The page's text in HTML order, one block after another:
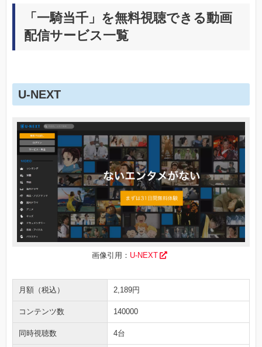
「一騎当千」を無料視聴できる動画
配信サービス一覧
U-NEXT
画像引用： U-NEXT
月額（税込） 2,189円
コンテンツ数 140000
同時視聴数 4台